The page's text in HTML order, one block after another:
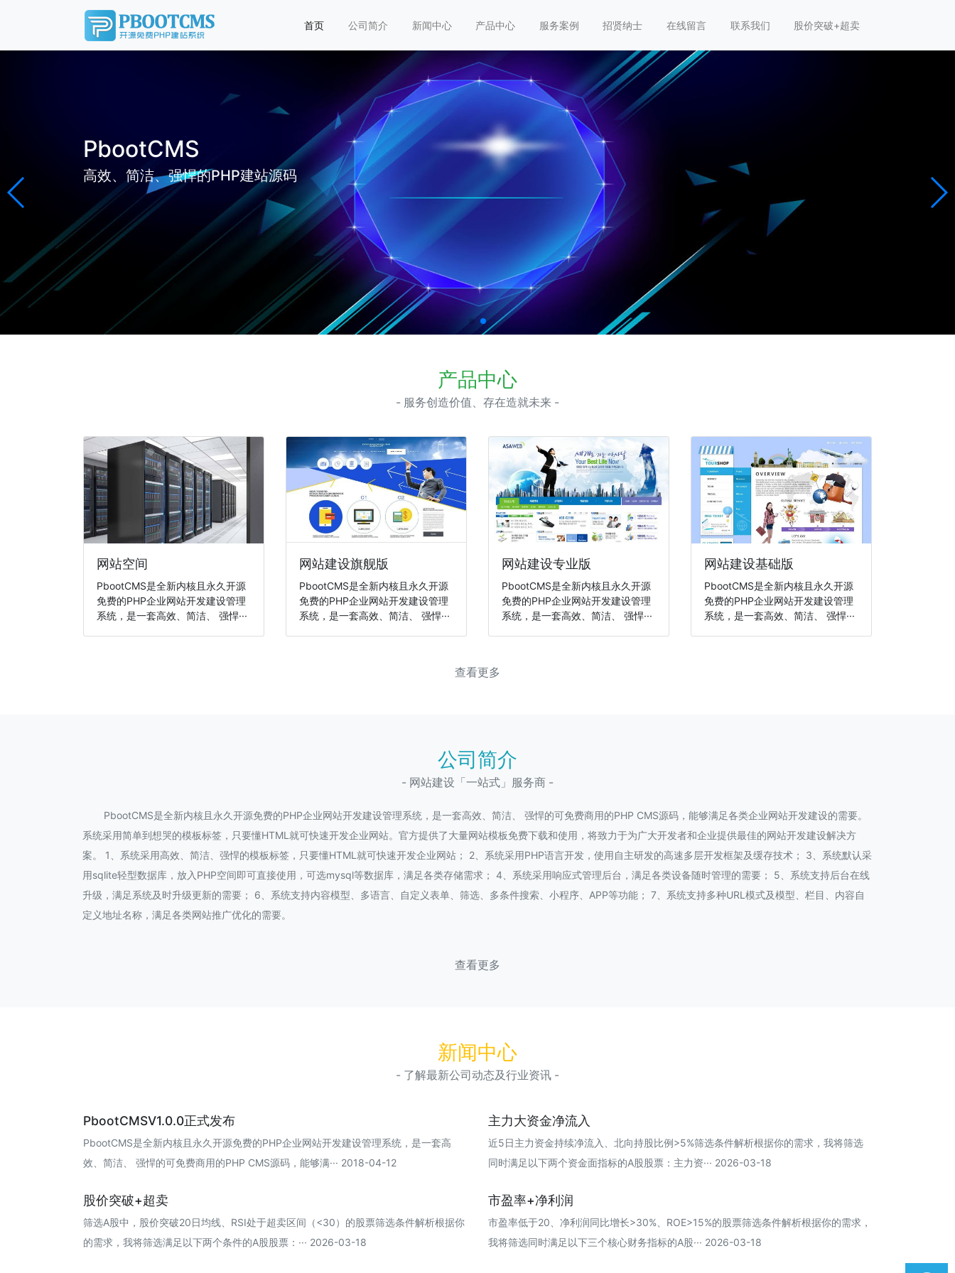
首页 公司简介 新闻中心 产品中心 服务案例 招贤纳士 在线留言 联系我们 股价突破+超卖
PbootCMS
高效、简洁、强悍的PHP建站源码
产品中心
- 服务创造价值、存在造就未来 -
网站空间
PbootCMS是全新内核且永久开源
免费的PHP企业网站开发建设管理
系统，是一套高效、简洁、 强悍···
网站建设旗舰版
PbootCMS是全新内核且永久开源
免费的PHP企业网站开发建设管理
系统，是一套高效、简洁、 强悍···
网站建设专业版
PbootCMS是全新内核且永久开源
免费的PHP企业网站开发建设管理
系统，是一套高效、简洁、 强悍···
网站建设基础版
PbootCMS是全新内核且永久开源
免费的PHP企业网站开发建设管理
系统，是一套高效、简洁、 强悍···
查看更多
公司简介
- 网站建设「一站式」服务商 -
PbootCMS是全新内核且永久开源免费的PHP企业网站开发建设管理系统，是一套高效、简洁、 强悍的可免费商用的PHP CMS源码，能够满足各类企业网站开发建设的需要。
系统采用简单到想哭的模板标签，只要懂HTML就可快速开发企业网站。官方提供了大量网站模板免费下载和使用，将致力于为广大开发者和企业提供最佳的网站开发建设解决方
案。 1、系统采用高效、简洁、强悍的模板标签，只要懂HTML就可快速开发企业网站； 2、系统采用PHP语言开发，使用自主研发的高速多层开发框架及缓存技术； 3、系统默认采
用sqlite轻型数据库，放入PHP空间即可直接使用，可选mysql等数据库，满足各类存储需求； 4、系统采用响应式管理后台，满足各类设备随时管理的需要； 5、系统支持后台在线
升级，满足系统及时升级更新的需要； 6、系统支持内容模型、多语言、自定义表单、筛选、多条件搜索、小程序、APP等功能； 7、系统支持多种URL模式及模型、栏目、内容自
定义地址名称，满足各类网站推广优化的需要。
查看更多
新闻中心
- 了解最新公司动态及行业资讯 -
PbootCMSV1.0.0正式发布
PbootCMS是全新内核且永久开源免费的PHP企业网站开发建设管理系统，是一套高
效、简洁、 强悍的可免费商用的PHP CMS源码，能够满··· 2018-04-12
主力大资金净流入
近5日主力资金持续净流入、北向持股比例>5%筛选条件解析根据你的需求，我将筛选
同时满足以下两个资金面指标的A股股票：主力资··· 2026-03-18
股价突破+超卖
筛选A股中，股价突破20日均线、RSI处于超卖区间（<30）的股票筛选条件解析根据你
的需求，我将筛选满足以下两个条件的A股股票：··· 2026-03-18
市盈率+净利润
市盈率低于20、净利润同比增长>30%、ROE>15%的股票筛选条件解析根据你的需求，
我将筛选同时满足以下三个核心财务指标的A股··· 2026-03-18